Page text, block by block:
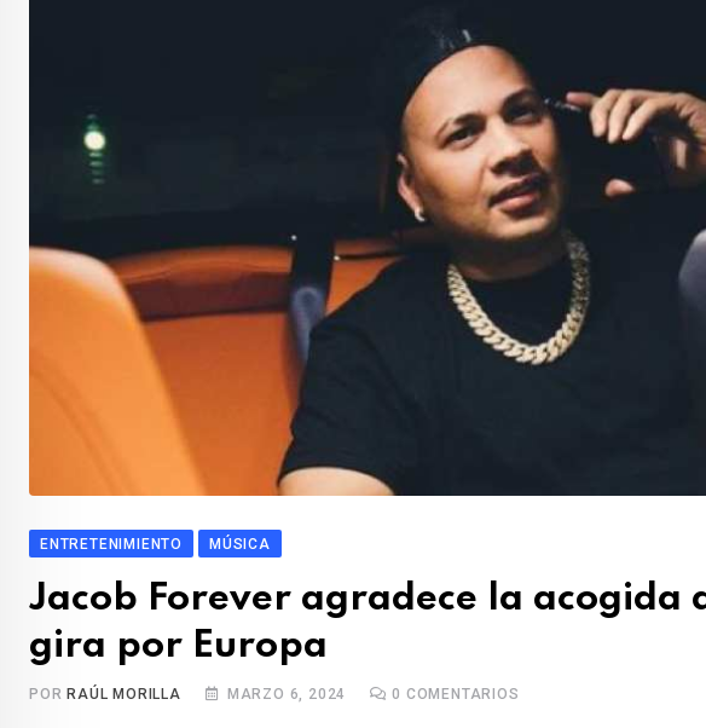
ENTRETENIMIENTO MÚSICA
Jacob Forever agradece la acogida
gira por Europa
POR RAÚL MORILLA MARZO 6, 2024 0 COMENTARIOS